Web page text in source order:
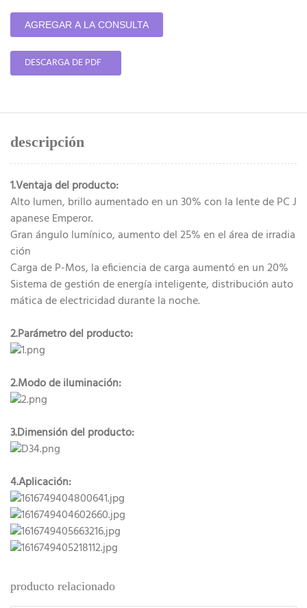
AGREGAR A LA CONSULTA
DESCARGA DE PDF
descripción
1.Ventaja del producto:
Alto lumen, brillo aumentado en un 30% con la lente de PC J
apanese Emperor.
Gran ángulo lumínico, aumento del 25% en el área de irradia
ción
Carga de P-Mos, la eficiencia de carga aumentó en un 20%
Sistema de gestión de energía inteligente, distribución auto
mática de electricidad durante la noche.
2.Parámetro del producto:
2.Modo de iluminación:
3.Dimensión del producto:
4.Aplicación:
producto relacionado